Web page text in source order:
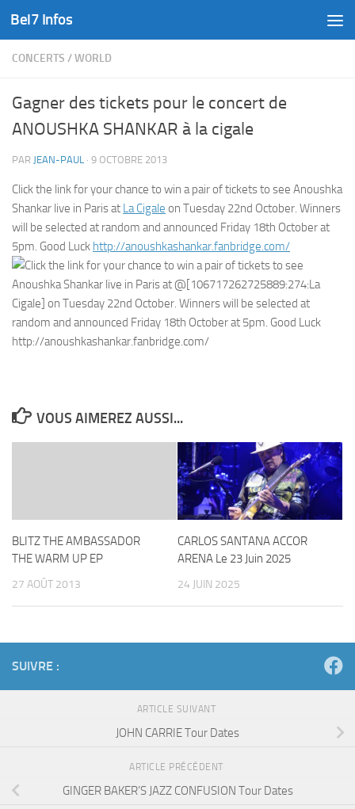
Skip to content
Bel7 Infos
CONCERTS /WORLD
Gagner des tickets pour le concert de
ANOUSHKA SHANKAR à la cigale
PAR JEAN-PAUL · 9 OCTOBRE 2013
Click the link for your chance to win a pair of tickets to see Anoushka
Shankar live in Paris at La Cigale on Tuesday 22nd October. Winners
will be selected at random and announced Friday 18th October at
5pm. Good Luck http://anoushkashankar.fanbridge.com/
VOUS AIMEREZ AUSSI...
BLITZ THE AMBASSADOR
THE WARM UP EP
27 AOÛT 2013
CARLOS SANTANA ACCOR
ARENA Le 23 Juin 2025
24 JUIN 2025
SUIVRE :
ARTICLE SUIVANT
JOHN CARRIE Tour Dates
ARTICLE PRÉCÉDENT
GINGER BAKER’S JAZZ CONFUSION Tour Dates